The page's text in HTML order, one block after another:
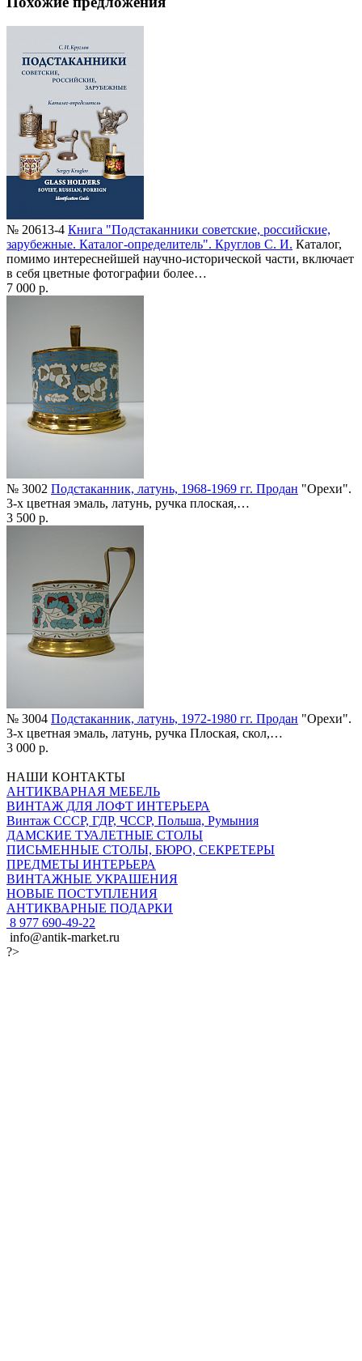
№ 20613-4 Книга "Подстаканники советские, российские,
зарубежные. Каталог-определитель". Круглов С. И. Каталог,
помимо интереснейшей научно-исторической части, включает
в себя цветные фотографии более…
7 000 р.
№ 3002 Подстаканник, латунь, 1968-1969 гг. Продан "Орехи".
3-х цветная эмаль, латунь, ручка плоская,…
3 500 р.
№ 3004 Подстаканник, латунь, 1972-1980 гг. Продан "Орехи".
3-х цветная эмаль, латунь, ручка Плоская, скол,…
3 000 р.
НАШИ КОНТАКТЫ
АНТИКВАРНАЯ МЕБЕЛЬ
ВИНТАЖ ДЛЯ ЛОФТ ИНТЕРЬЕРА
Винтаж СССР, ГДР, ЧССР, Польша, Румыния
ДАМСКИЕ ТУАЛЕТНЫЕ СТОЛЫ
ПИСЬМЕННЫЕ СТОЛЫ, БЮРО, СЕКРЕТЕРЫ
ПРЕДМЕТЫ ИНТЕРЬЕРА
ВИНТАЖНЫЕ УКРАШЕНИЯ
НОВЫЕ ПОСТУПЛЕНИЯ
АНТИКВАРНЫЕ ПОДАРКИ
8 977 690-49-22
info@antik-market.ru
?>